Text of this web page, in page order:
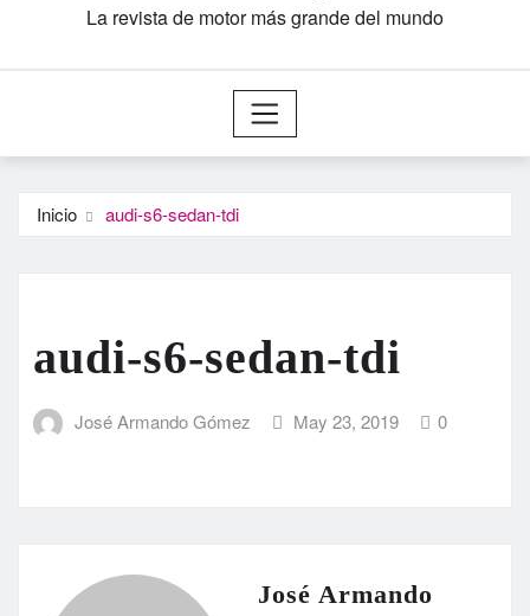
La revista de motor más grande del mundo
Inicio audi-s6-sedan-tdi
audi-s6-sedan-tdi
José Armando Gómez May 23, 2019 0
José Armando